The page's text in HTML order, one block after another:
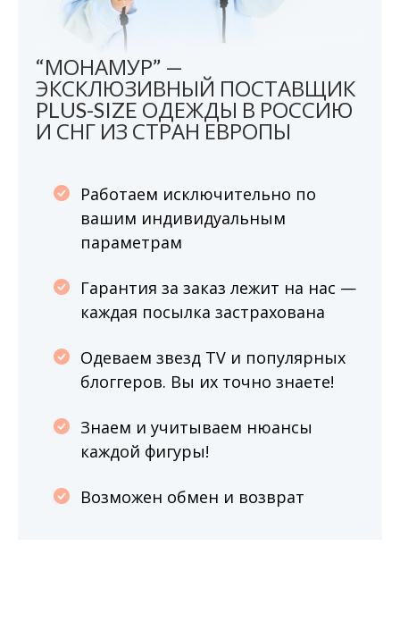
“МОНАМУР” —
ЭКСКЛЮЗИВНЫЙ ПОСТАВЩИК
PLUS-SIZE ОДЕЖДЫ В РОССИЮ
И СНГ ИЗ СТРАН ЕВРОПЫ
Работаем исключительно по
вашим индивидуальным
параметрам
Гарантия за заказ лежит на нас —
каждая посылка застрахована
Одеваем звезд TV и популярных
блоггеров. Вы их точно знаете!
Знаем и учитываем нюансы
каждой фигуры!
Возможен обмен и возврат